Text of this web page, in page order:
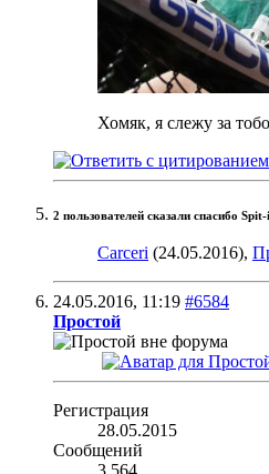
Хомяк, я слежу за
2 пользователей сказали cпасибо
Carceri (24.05.2016),
24.05.2016, 11:19 #6584
Простой
Регистрация
28.05.2015
Сообщений